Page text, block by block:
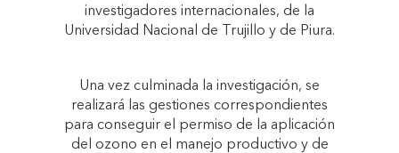
investigadores internacionales, de la
Universidad Nacional de Trujillo y de Piura.
Una vez culminada la investigación, se
realizará las gestiones correspondientes
para conseguir el permiso de la aplicación
del ozono en el manejo productivo y de